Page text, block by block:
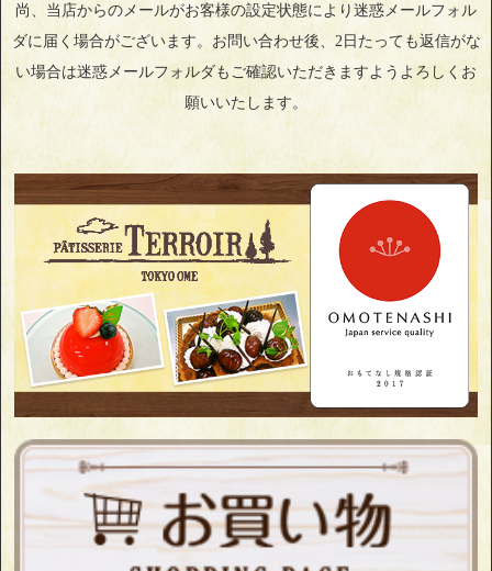
尚、当店からのメールがお客様の設定状態により迷惑メールフォル
ダに届く場合がございます。お問い合わせ後、2日たっても返信がな
い場合は迷惑メールフォルダもご確認いただきますようよろしくお
願いいたします。